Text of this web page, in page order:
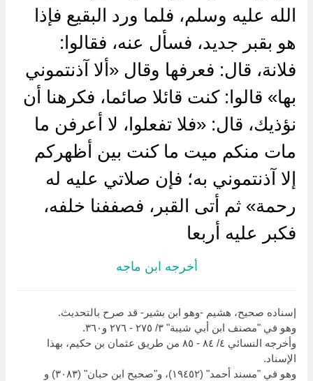
الله عليه وسلم، فلما ورد البقيع فإذا
هو بقبر جديد، فسأل عنه، فقالوا:
فلانة، قال: فعرفها وقال «ألا آذنتموني
بها» قالوا: كنت قائلا صائما، فكرهنا أن
نؤذيك، قال: «فلا تفعلوا، لا أعرفن ما
مات منكم ميت ما كنت بين أظهركم
إلا آذنتموني به؛ فإن صلاتي عليه له
رحمة» ثم أتى القبر، فصففنا خلفه،
فكبر عليه أربعا
أخرجه ابن ماجه
إسناده صحيح، هشيم -وهو ابن بشير- قد صرح بالتحديث.
وهو في "مصنف ابن أبي شيبة" ٣/ ٢٧٥ - ٢٧٦ و٣٦٠.
وأخرجه النسائي ٤/ ٨٤ - ٨٥ من طريق عثمان بن حكيم، بهذا
الإسناد.
وهو في "مسند أحمد" (١٩٤٥٢)، و"صحيح ابن حبان" (٣٠٨٣) و